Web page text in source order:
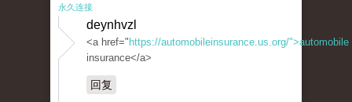
永久连接
deynhvzl
<a href=" https://automobileinsurance.us.org/">automobile
insurance</a>
回复